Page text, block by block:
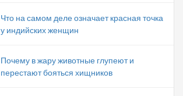
Что на самом деле означает красная точка
у индийских женщин
Почему в жару животные глупеют и
перестают бояться хищников